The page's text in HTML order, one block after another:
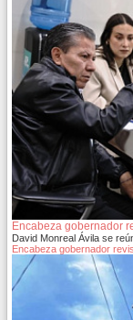
Encabeza gobernador
David Monreal Ávila se
Encabeza gobernador